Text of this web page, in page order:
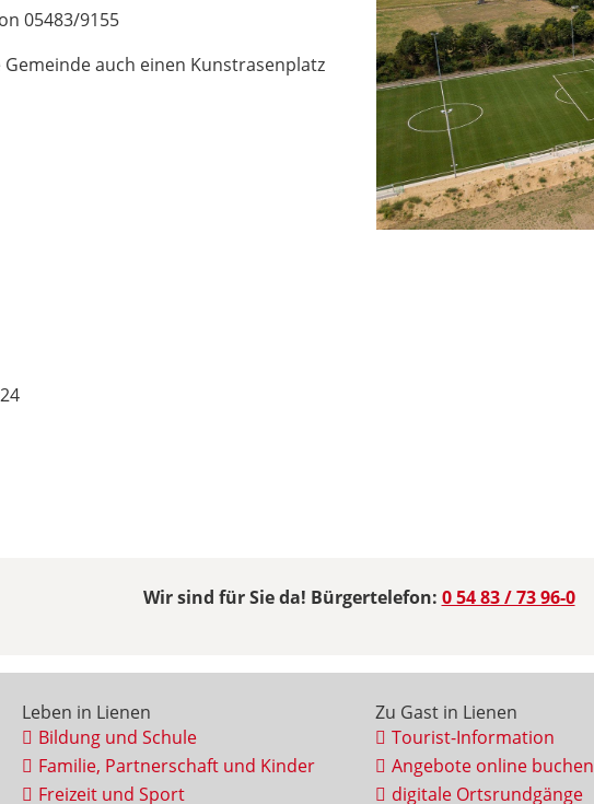
05483/9155
auch einen Kunstrasenplatz
Wir sind für Sie da! Bürgertelefon: 0 54 83 / 73 96-0
Leben in Lienen
Bildung und Schule
Familie, Partnerschaft und Kinder
Freizeit und Sport
Zu Gast in Lienen
Tourist-Information
Angebote online buchen
digitale Ortsrundgänge